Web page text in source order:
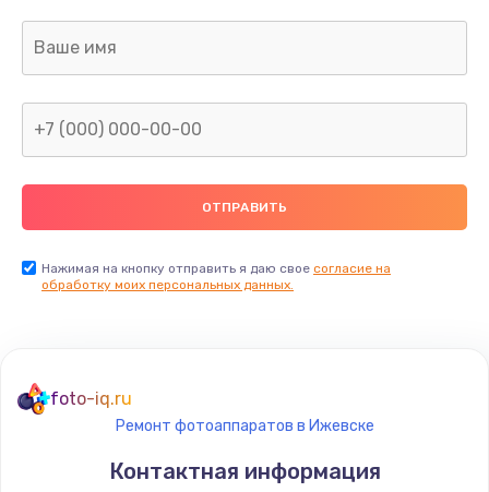
Нажимая на кнопку отправить я даю свое согласие на
обработку моих персональных данных.
foto-iq.ru
Ремонт фотоаппаратов в Ижевске
Контактная информация